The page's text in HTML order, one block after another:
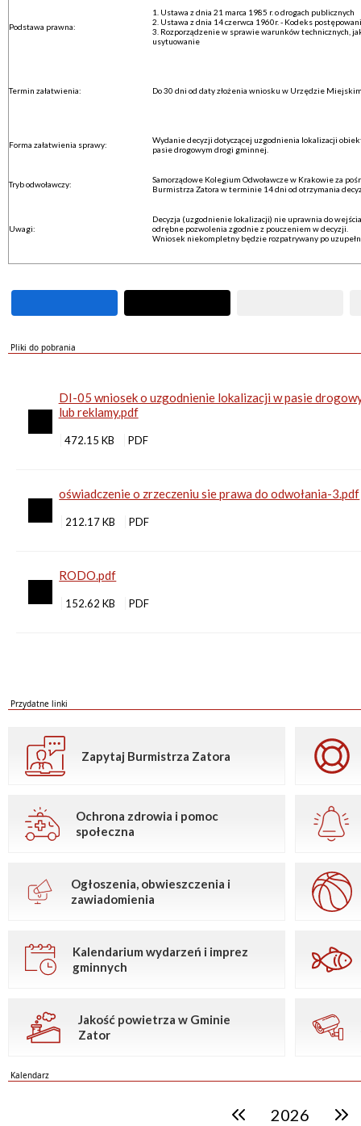
Podstawa prawna:
1. Ustawa z dnia 21 marca 1985 r. o drogach publicznych
2. Ustawa z dnia 14 czerwca 1960r. - Kodeks
3. Rozporządzenie w sprawie warunków technicznych,
usytuowanie
Termin załatwienia: Do 30 dni od daty złożenia wniosku w Urzędzie
Forma załatwienia sprawy:
Wydanie decyzji dotyczącej uzgodnienia lokalizacji
pasie drogowym drogi gminnej.
Tryb odwoławczy:
Samorządowe Kolegium Odwoławcze w Krakowie za
Burmistrza Zatora w terminie 14 dni od otrzymania
Uwagi:
Decyzja (uzgodnienie lokalizacji) nie uprawnia do
odrębne pozwolenia zgodnie z pouczeniem w decyzji.
Wniosek niekompletny będzie rozpatrywany po
Pliki do pobrania
DI-05 wniosek o uzgodnienie lokalizacji w pasie
lub reklamy.pdf
472.15 KB
oświadczenie o zrzeczeniu sie prawa do odwołania-3.pdf
212.17 KB
RODO.pdf
152.62 KB
Przydatne linki
Zapytaj Burmistrza Zatora
Ochrona zdrowia i pomoc
społeczna
Ogłoszenia, obwieszczenia i
zawiadomienia
Kalendarium wydarzeń i imprez
gminnych
Jakość powietrza w Gminie
Zator
Kalendarz
poprzedni rok2026